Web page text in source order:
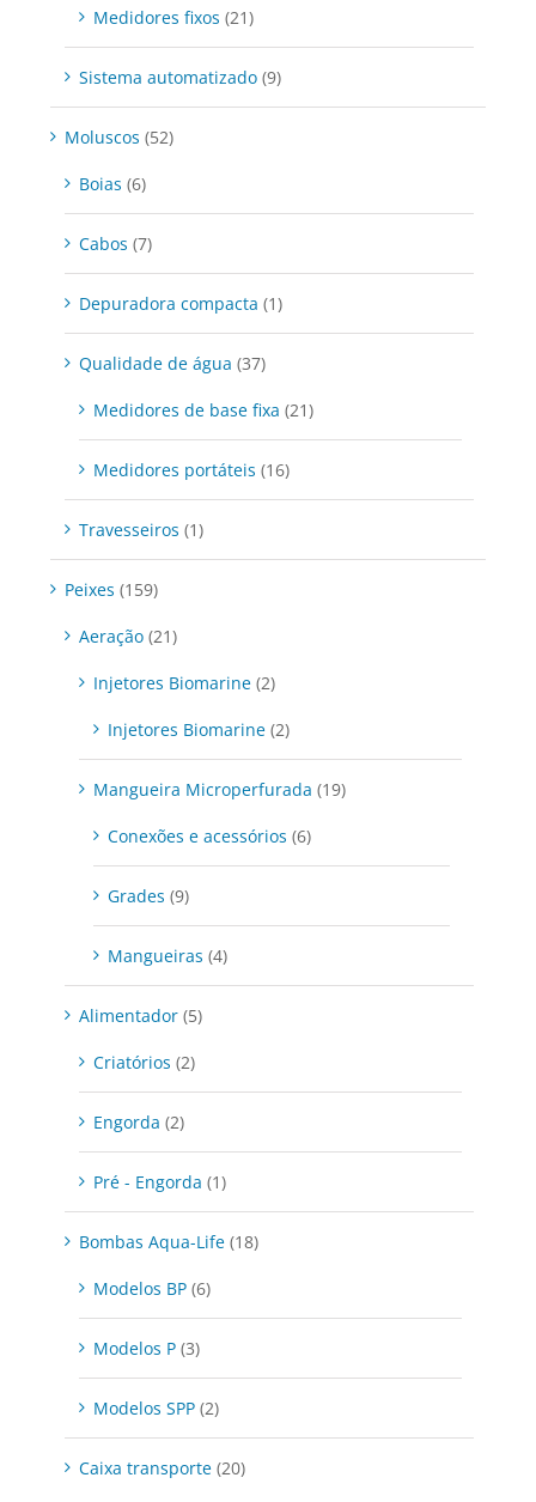
Medidores fixos (21)
Sistema automatizado (9)
Moluscos (52)
Boias (6)
Cabos (7)
Depuradora compacta (1)
Qualidade de água (37)
Medidores de base fixa (21)
Medidores portáteis (16)
Travesseiros (1)
Peixes (159)
Aeração (21)
Injetores Biomarine (2)
Injetores Biomarine (2)
Mangueira Microperfurada (19)
Conexões e acessórios (6)
Grades (9)
Mangueiras (4)
Alimentador (5)
Criatórios (2)
Engorda (2)
Pré - Engorda (1)
Bombas Aqua-Life (18)
Modelos BP (6)
Modelos P (3)
Modelos SPP (2)
Caixa transporte (20)